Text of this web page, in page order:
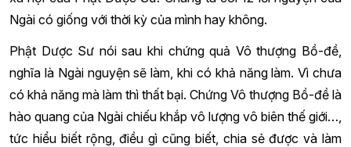
Ngài có giống với thời kỳ của mình hay không.
Phật Dược Sư nói sau khi chứng quả Vô thượng Bồ-đề,
nghĩa là Ngài nguyện sẽ làm, khi có khả năng làm. Vì chưa
có khả năng mà làm thì thất bại. Chứng Vô thượng Bồ-đề là
hào quang của Ngài chiếu khắp vô lượng vô biên thế giới…,
tức hiểu biết rộng, điều gì cũng biết, chia sẻ được và làm